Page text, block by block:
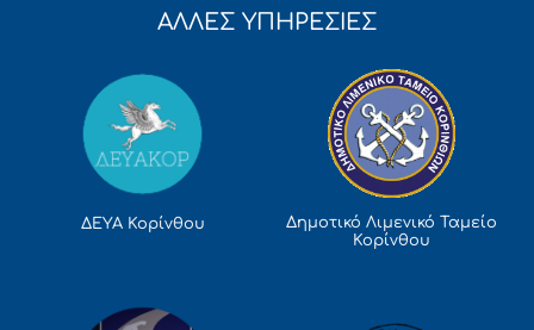
ΑΛΛΕΣ ΥΠΗΡΕΣΙΕΣ
ΔΕΥΑ Κορίνθου
Δημοτικό Λιμενικό Ταμείο
Κορίνθου